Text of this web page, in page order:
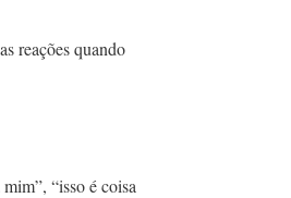
reações quando
“isso é coisa